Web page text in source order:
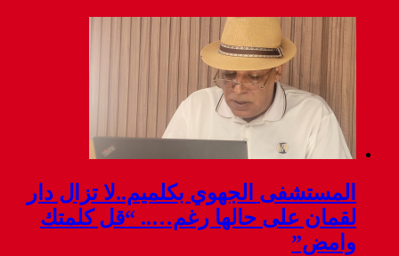
المستشفى الجهوي بكلميم..لا تزال دار
لقمان على حالها رغم….. “قل كلمتك
وامض”